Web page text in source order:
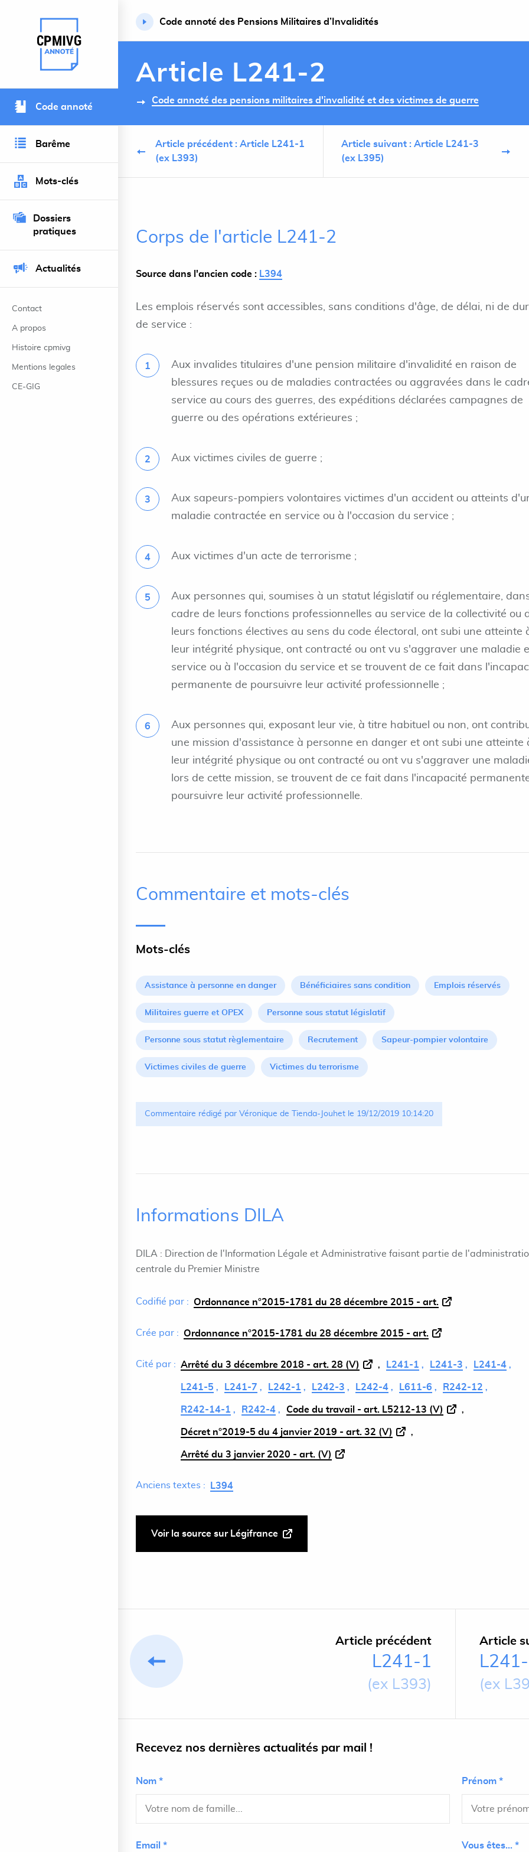
Retour à l’accueil du site
Code annoté
Barême
Mots-clés
Dossiers
pratiques
Actualités
Contact
A propos
Histoire cpmivg
Mentions legales
CE-GIG
Code annoté des Pensions Militaires d’Invalidités
Article L241-2
Code annoté des pensions militaires d'invalidité et des victimes de guerre
Article précédent : Article L241-1
(ex L393)
Article suivant : Article L241-3
(ex L395)
Corps de l'article L241-2
Source dans l'ancien code : L394
Les emplois réservés sont accessibles, sans conditions d'âge, de délai, ni de
de service :
Aux invalides titulaires d'une pension militaire d'invalidité en raison de
blessures reçues ou de maladies contractées ou aggravées dans le
service au cours des guerres, des expéditions déclarées campagnes de
guerre ou des opérations extérieures ;
Aux victimes civiles de guerre ;
Aux sapeurs-pompiers volontaires victimes d'un accident ou atteints
maladie contractée en service ou à l'occasion du service ;
Aux victimes d'un acte de terrorisme ;
Aux personnes qui, soumises à un statut législatif ou réglementaire,
cadre de leurs fonctions professionnelles au service de la collectivité ou
leurs fonctions électives au sens du code électoral, ont subi une atteinte
leur intégrité physique, ont contracté ou ont vu s'aggraver une maladie
service ou à l'occasion du service et se trouvent de ce fait dans
permanente de poursuivre leur activité professionnelle ;
Aux personnes qui, exposant leur vie, à titre habituel ou non, ont
une mission d'assistance à personne en danger et ont subi une atteinte
leur intégrité physique ou ont contracté ou ont vu s'aggraver une
lors de cette mission, se trouvent de ce fait dans l'incapacité
poursuivre leur activité professionnelle.
Commentaire et mots-clés
Mots-clés
Assistance à personne en danger Bénéficiaires sans condition Emplois réservés
Militaires guerre et OPEX Personne sous statut législatif
Personne sous statut règlementaire Recrutement Sapeur-pompier volontaire
Victimes civiles de guerre Victimes du terrorisme
Commentaire rédigé par Véronique de Tienda-Jouhet le 19/12/2019 10:14:20
Informations DILA
DILA : Direction de l'Information Légale et Administrative faisant partie de
centrale du Premier Ministre
Codifié par : Ordonnance n°2015-1781 du 28 décembre 2015 - art.
Crée par : Ordonnance n°2015-1781 du 28 décembre 2015 - art.
Cité par : Arrêté du 3 décembre 2018 - art. 28 (V) L241-1 L241-3 L241-4
L241-5 L241-7 L242-1 L242-3 L242-4 L611-6 R242-12
R242-14-1 R242-4 Code du travail - art. L5212-13 (V)
Décret n°2019-5 du 4 janvier 2019 - art. 32 (V)
Arrêté du 3 janvier 2020 - art. (V)
Anciens textes : L394
Voir la source sur Légifrance
Article précédent
L241-1
(ex L393)
Article
(ex
Recevez nos dernières actualités par mail !
Nom * Prénom *
Email * Vous êtes... *